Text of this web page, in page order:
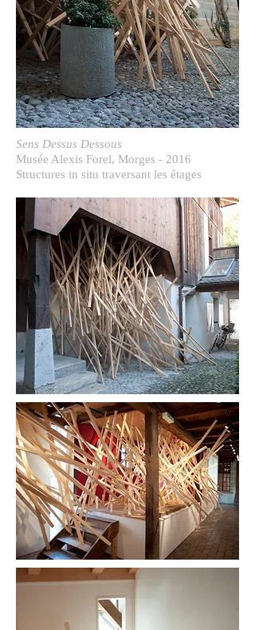
Sens Dessus Dessous
Musée Alexis Forel, Morges - 2016
Structures in situ traversant les étages